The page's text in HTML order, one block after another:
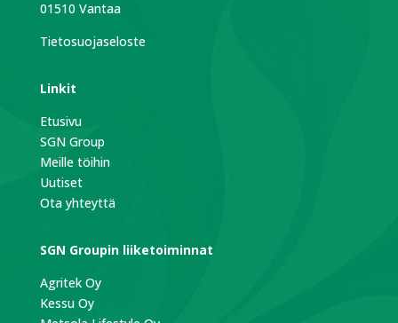
01510 Vantaa
Tietosuojaseloste
Linkit
Etusivu
SGN Group
Meille töihin
Uutiset
Ota yhteyttä
SGN Groupin liiketoiminnat
Agritek Oy
Kessu Oy